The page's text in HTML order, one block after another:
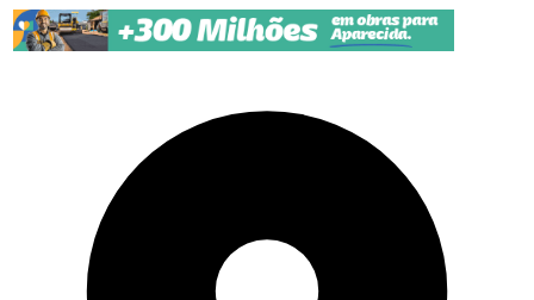
Pular para o conteúdo